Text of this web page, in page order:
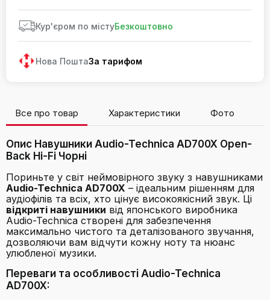
Кур'єром по містуБезкоштовно
Нова ПоштаЗа тарифом
Все про товар Характеристики Фото
Опис Навушники Audio-Technica AD700X Open-
Back Hi-Fi Чорні
Пориньте у світ неймовірного звуку з навушниками
Audio-Technica AD700X – ідеальним рішенням для
аудіофілів та всіх, хто цінує високоякісний звук. Ці
відкриті навушники від японського виробника
Audio-Technica створені для забезпечення
максимально чистого та деталізованого звучання,
дозволяючи вам відчути кожну ноту та нюанс
улюбленої музики.
Переваги та особливості Audio-Technica
AD700X: